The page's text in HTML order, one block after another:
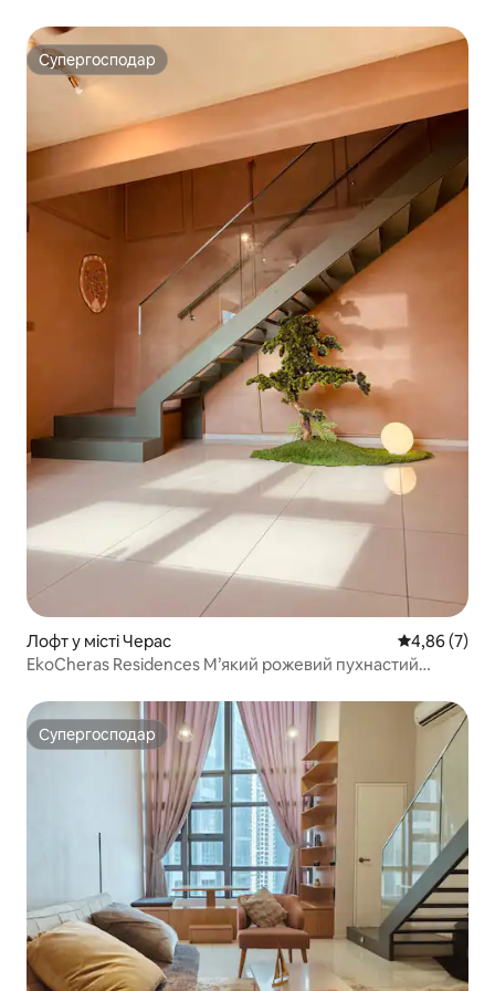
Супергосподар
Супергосподар
Лофт у місті Черас Середня
4,86 (7)
EkoCheras Residences М’який рожевий пухнастий
Супергосподар
Супергосподар